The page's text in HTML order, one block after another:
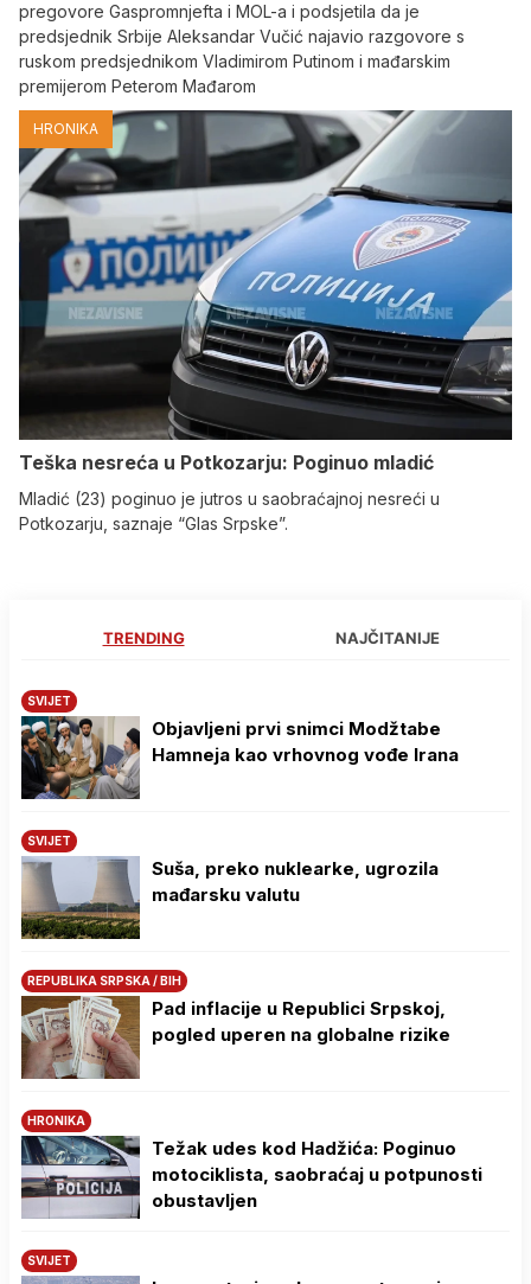
pregovore Gaspromnjefta i MOL-a i podsjetila da je
predsjednik Srbije Aleksandar Vučić najavio razgovore s
ruskom predsjednikom Vladimirom Putinom i mađarskim
premijerom Peterom Mađarom
HRONIKA
Teška nesreća u Potkozarju: Poginuo mladić
Mladić (23) poginuo je jutros u saobraćajnoj nesreći u
Potkozarju, saznaje “Glas Srpske”.
TRENDING NAJČITANIJE
SVIJET
Objavljeni prvi snimci Modžtabe
Hamneja kao vrhovnog vođe Irana
SVIJET
Suša, preko nuklearke, ugrozila
mađarsku valutu
REPUBLIKA SRPSKA / BIH
Pad inflacije u Republici Srpskoj,
pogled uperen na globalne rizike
HRONIKA
Težak udes kod Hadžića: Poginuo
motociklista, saobraćaj u potpunosti
obustavljen
SVIJET